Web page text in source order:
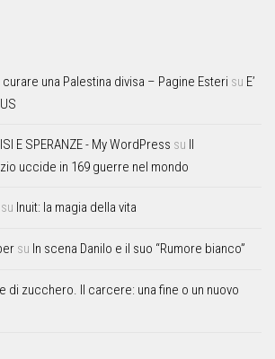
una Palestina divisa – Pagine Esteri su E’
E SPERANZE - My WordPress su Il
uccide in 169 guerre nel mondo
su Inuit: la magia della vita
su In scena Danilo e il suo “Rumore bianco”
di zucchero. Il carcere: una fine o un nuovo